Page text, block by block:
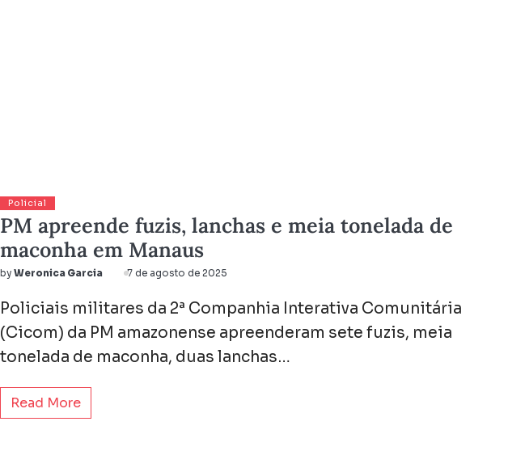
Policial
PM apreende fuzis, lanchas e meia tonelada de
maconha em Manaus
by Weronica Garcia 7 de agosto de 2025
Policiais militares da 2ª Companhia Interativa Comunitária
(Cicom) da PM amazonense apreenderam sete fuzis, meia
tonelada de maconha, duas lanchas…
Read More